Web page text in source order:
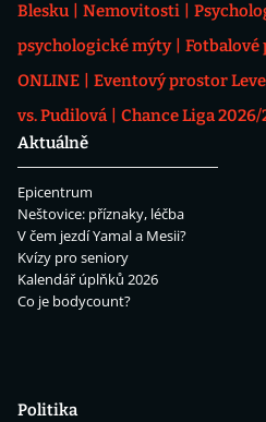
Blesku
Nemovitosti
psychologické mýty
Fotbalové
ONLINE
Eventový prostor
vs. Pudilová
Chance Liga 2026/
Aktuálně
Epicentrum
Neštovice: příznaky, léčba
V čem jezdí Yamal a Mesii?
Kvízy pro seniory
Kalendář úplňků 2026
Co je bodycount?
Politika